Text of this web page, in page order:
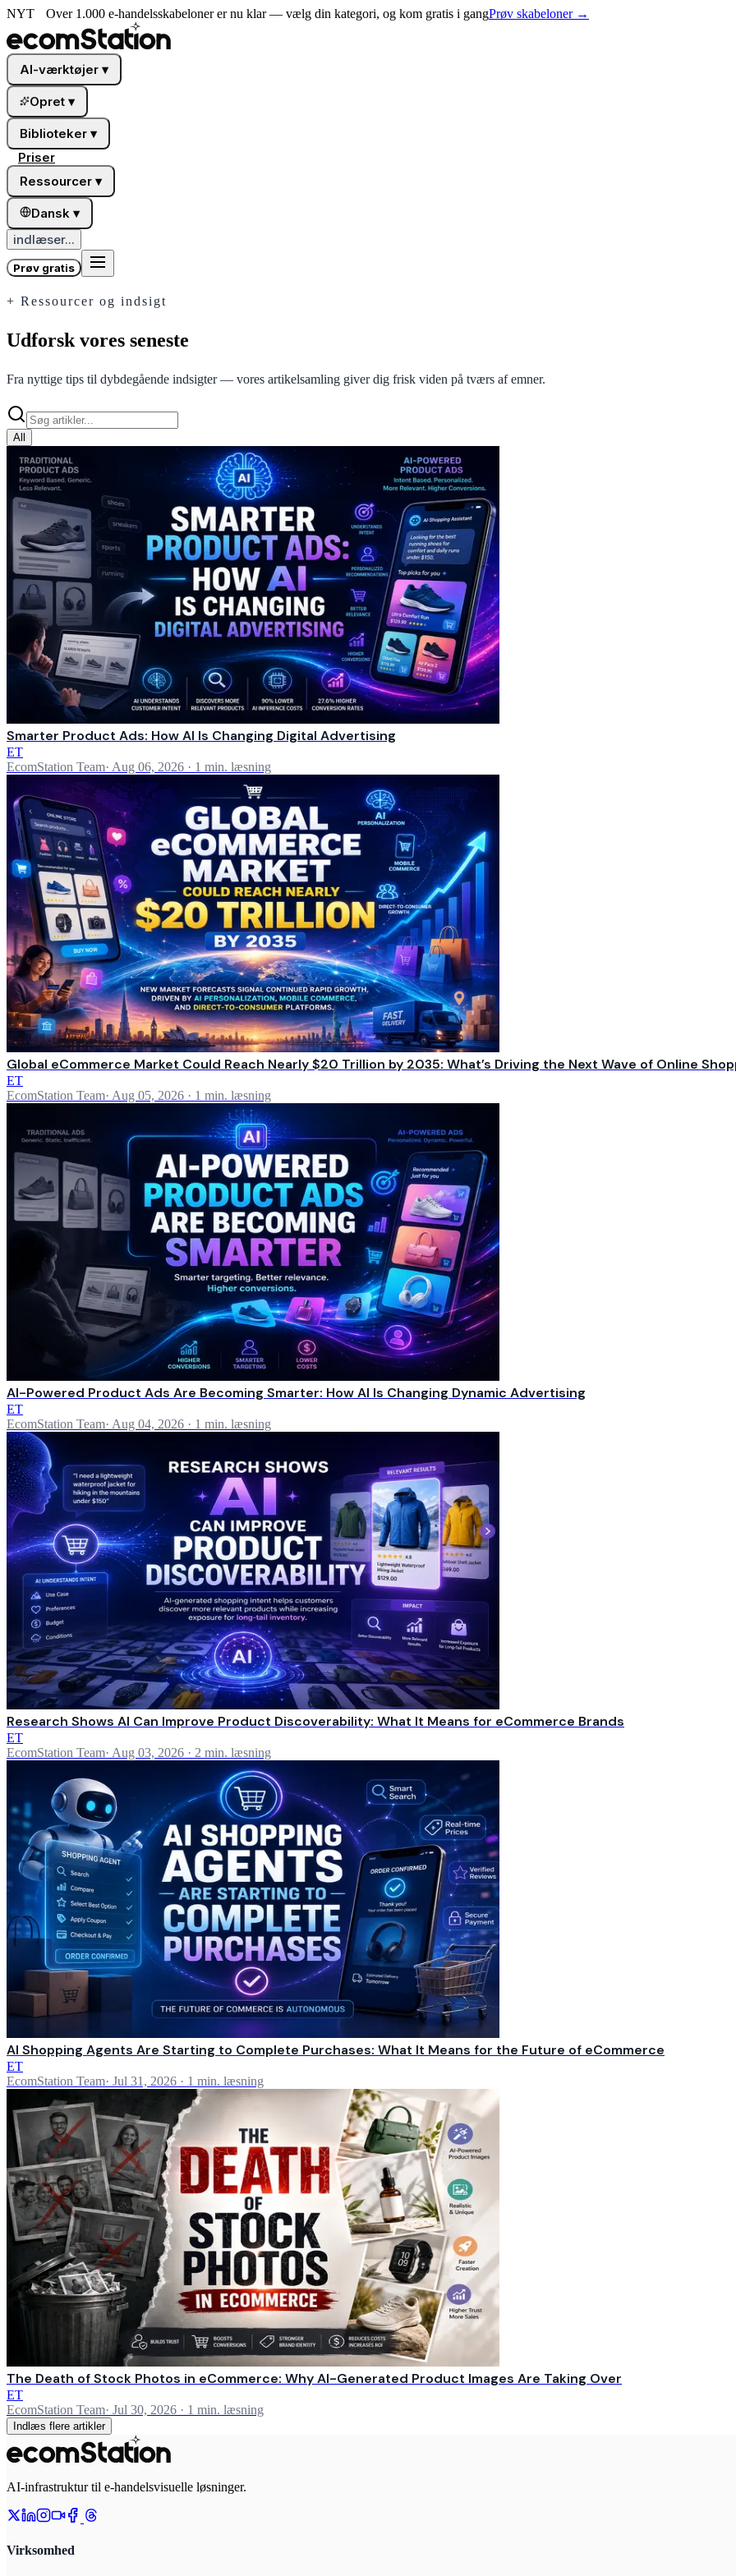
NYT Over 1.000 e-handelsskabeloner er nu klar — vælg din kategori, og kom gratis i gangPrøv skabeloner→
AI-værktøjer ▾
Opret ▾
Biblioteker ▾
Priser
Ressourcer ▾
Dansk ▾
indlæser...
Prøv gratis
+ Ressourcer og indsigt
Udforsk vores seneste
Fra nyttige tips til dybdegående indsigter — vores artikelsamling giver dig frisk viden på tværs af emner.
All
Smarter Product Ads: How AI Is Changing Digital Advertising
ET
EcomStation Team· Aug 06, 2026 · 1 min. læsning
Global eCommerce Market Could Reach Nearly $20 Trillion by 2035: What’s Driving the Next Wave of Online
ET
EcomStation Team· Aug 05, 2026 · 1 min. læsning
AI-Powered Product Ads Are Becoming Smarter: How AI Is Changing Dynamic Advertising
ET
EcomStation Team· Aug 04, 2026 · 1 min. læsning
Research Shows AI Can Improve Product Discoverability: What It Means for eCommerce Brands
ET
EcomStation Team· Aug 03, 2026 · 2 min. læsning
AI Shopping Agents Are Starting to Complete Purchases: What It Means for the Future of eCommerce
ET
EcomStation Team· Jul 31, 2026 · 1 min. læsning
The Death of Stock Photos in eCommerce: Why AI-Generated Product Images Are Taking Over
ET
EcomStation Team· Jul 30, 2026 · 1 min. læsning
Indlæs flere artikler
AI-infrastruktur til e-handelsvisuelle løsninger.
Virksomhed